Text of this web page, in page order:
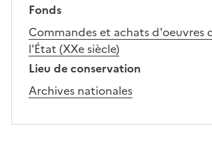
Fonds
Commandes et achats d'oeuvres
l'État (XXe siècle)
Lieu de conservation
Archives nationales